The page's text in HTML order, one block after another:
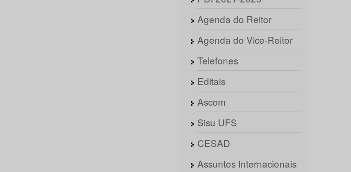
Agenda do Reitor
Agenda do Vice-Reitor
Telefones
Editais
Ascom
Sisu UFS
CESAD
Assuntos Internacionais